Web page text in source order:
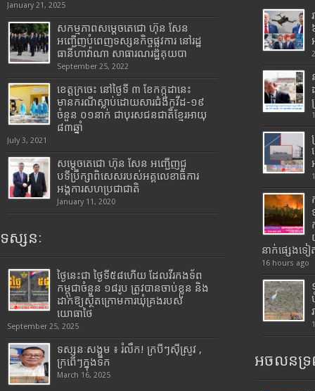
January 21, 2025
សកម្មភាពសម្តេចតេជោ ហ៊ុន សែន
អញ្ជើញបំពេញទស្សនកិច្ចផ្លូវការ នៅរដ្ឋ
ធានីហាវ៉ាណា សាធារណរដ្ឋគុយបា
September 25, 2022
ខេត្តក្រចេះ នៅថ្ងៃទី ៣ ខែកក្កដានេះ
មានករណីស្លាប់ដោយសារជំងឺកូវីដ-១៩
ចំនួន ០១នាក់ ជាបុរសជនជាតិខ្មែរអាយុ
៨៣ឆ្នាំ
July 3, 2021
សម្តេចតេជោ ហ៊ុន សែន អញ្ជើញជួ
បទីប្រឹក្សាពិសេសរបស់អគ្គលេខាធិការ
អង្គការសហប្រជាជាតិ
January 11, 2020
ទស្សនៈ
ថ្ងៃនេះជា ថ្ងៃទី៥៨ហើយ ដែលវីរកងទ័ព
កម្ពុជាចំនួន ១៨រូប ត្រូវបានចាប់ខ្លួន និង
ដាក់ឱ្យស្ថិតក្រោមការឃុំគ្រងរបស់
យោធាថៃ
September 25, 2025
ទស្សនៈសង្គម ៖ រំលឹក! ក្របីៗស៊ីស្រូវ ,
ក្រពើៗក្នុងទឹក
March 16, 2025
នាក់ផ្សេងទ
16 hours ago
អចលនទ្រ